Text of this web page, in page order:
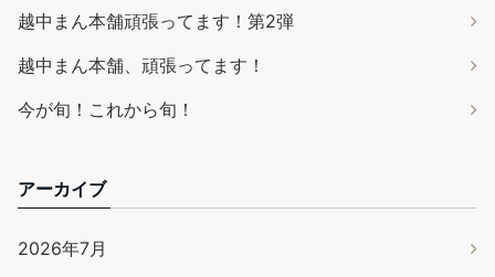
越中まん本舗頑張ってます！第2弾
越中まん本舗、頑張ってます！
今が旬！これから旬！
アーカイブ
2026年7月